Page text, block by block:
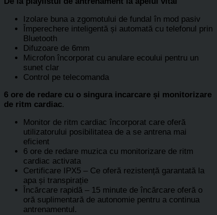
Izolare buna a zgomotului de fundal în mod pasiv
Împerechere inteligentă și automată cu telefonul prin
Bluetooth
Difuzoare de 6mm
Microfon încorporat cu anulare ecoului pentru un
sunet clar
Control pe telecomanda
6 ore de redare cu o singura incarcare și monitorizare
de ritm cardiac.
Monitor de ritm cardiac încorporat care oferă
utilizatorului posibilitatea de a se antrena mai
eficient
6 ore de redare muzica cu monitorizare de ritm
cardiac activata
Certificare IPX5 – Ce oferă rezistență garantată la
apa și transpirație
Încărcare rapidă – 15 minute de încărcare oferă o
oră suplimentară de autonomie pentru a continua
antrenamentul.